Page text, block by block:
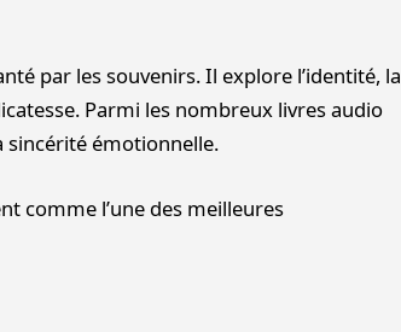
par les souvenirs. Il explore l’identité, la
Parmi les nombreux livres audio
sincérité émotionnelle.
comme l’une des meilleures